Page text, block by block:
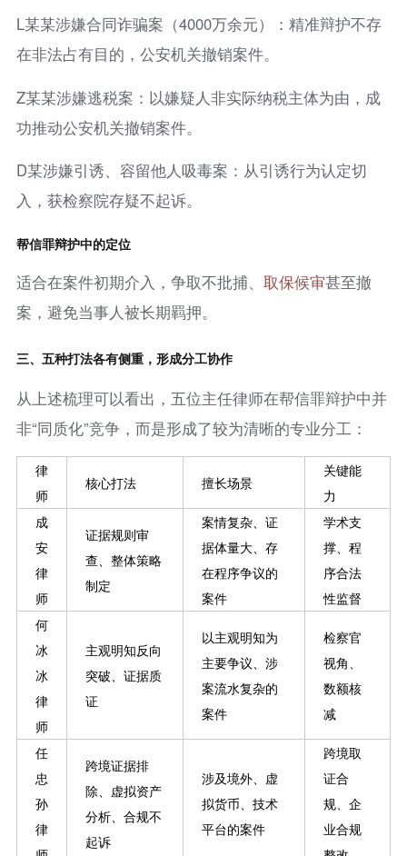
L某某涉嫌合同诈骗案（4000万余元）：精准辩护不存
在非法占有目的，公安机关撤销案件。
Z某某涉嫌逃税案：以嫌疑人非实际纳税主体为由，成
功推动公安机关撤销案件。
D某涉嫌引诱、容留他人吸毒案：从引诱行为认定切
入，获检察院存疑不起诉。
帮信罪辩护中的定位
适合在案件初期介入，争取不批捕、 取保候审甚至撤
案，避免当事人被长期羁押。
三、五种打法各有侧重，形成分工协作
从上述梳理可以看出，五位主任律师在帮信罪辩护中并
非“同质化”竞争，而是形成了较为清晰的专业分工：
律
师
核心打法 擅长场景
关键能
力
成
安
律
师
证据规则审
查、整体策略
制定
案情复杂、证
据体量大、存
在程序争议的
案件
学术支
撑、程
序合法
性监督
何
冰
冰
律
师
主观明知反向
突破、证据质
证
以主观明知为
主要争议、涉
案流水复杂的
案件
检察官
视角、
数额核
减
任
忠
孙
律
跨境证据排
除、虚拟资产
分析、合规不
起诉
涉及境外、虚
拟货币、技术
平台的案件
跨境取
证合
规、企
业合规